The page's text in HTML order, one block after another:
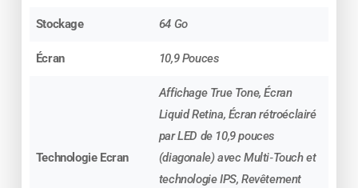
Stockage 64 Go
Écran 10,9 Pouces
Technologie Ecran
Affichage True Tone, Écran
Liquid Retina, Écran rétroéclairé
par LED de 10,9 pouces
(diagonale) avec Multi‑Touch et
technologie IPS, Revêtement